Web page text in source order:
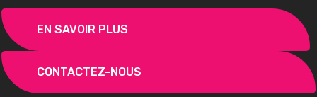
EN SAVOIR PLUS
CONTACTEZ-NOUS